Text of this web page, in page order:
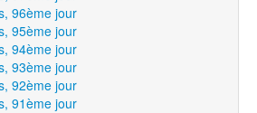
96ème jour
95ème jour
94ème jour
93ème jour
92ème jour
91ème jour